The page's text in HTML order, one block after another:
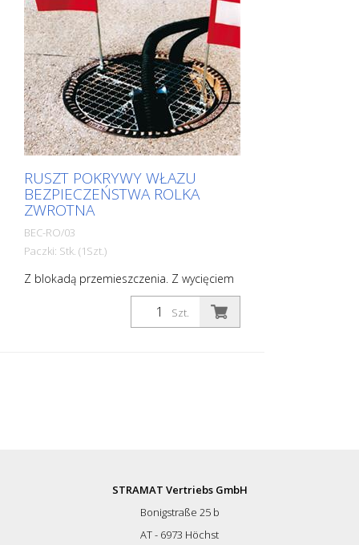
RUSZT POKRYWY WŁAZU
BEZPIECZEŃSTWA ROLKA
ZWROTNA
BEC-RO/03
Paczki: Stk. (1Szt.)
Z blokadą przemieszczenia. Z wycięciem
o szerokości 12 cm i kołem pasowym dla
łatwiejszego i bezpieczniejszego
przeciągania i wciągania kabli, węży itp. -
Szt.
STRAMAT Vertriebs GmbH
Bonigstraße 25 b
AT - 6973 Höchst